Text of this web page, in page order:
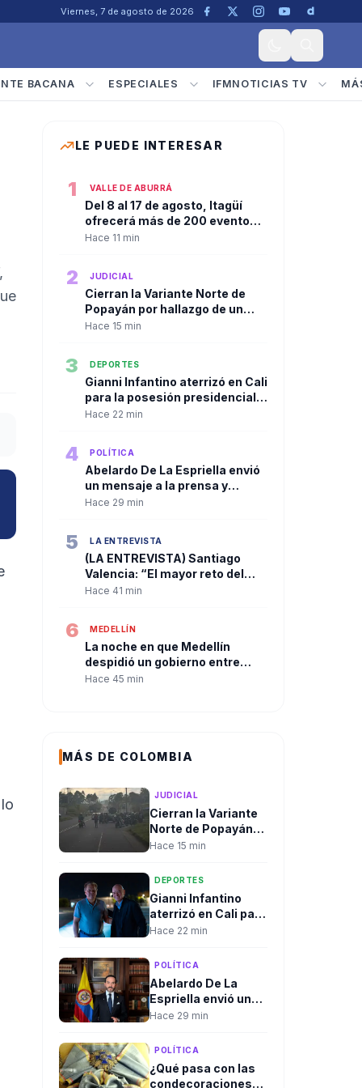
Viernes, 7 de agosto de 2026
BACANA ESPECIALES IFMNOTICIAS TV
LE PUEDE INTERESAR
1 VALLE DE ABURRÁ
Del 8 al 17 de agosto, Itagüí
ofrecerá más de 200 eventos
gratuitos para habitantes y
Hace 11 min
2 JUDICIAL
Cierran la Variante Norte de
Popayán por hallazgo de un
cilindro sospechoso;
Hace 15 min
3 DEPORTES
Gianni Infantino aterrizó en Cali
para la posesión presidencial.
El fútbol mundial también dijo
Hace 22 min
4 POLÍTICA
Abelardo De La Espriella envió
un mensaje a la prensa y
ratificó su compromiso con la
Hace 29 min
5 LA ENTREVISTA
(LA ENTREVISTA) Santiago
Valencia: “El mayor reto del
nuevo Gobierno será recuperar
país”
Hace 41 min
6 MEDELLÍN
La noche en que Medellín
despidió un gobierno entre
pólvora, abrazos y dando la
Hace 45 min
MÁS DE COLOMBIA
JUDICIAL
Cierran la Variante
Norte de Popayán
por hallazgo de un
sospechoso;
autoridades
realizaron
destrucción
controlada
Hace 15 min
DEPORTES
Gianni Infantino
aterrizó en Cali para
la posesión
fútbol mundial
presente.
Hace 22 min
POLÍTICA
Abelardo De La
Espriella envió un
mensaje a la prensa
compromiso con la
expresión antes de
Hace 29 min
POLÍTICA
¿Qué pasa con las
condecoraciones